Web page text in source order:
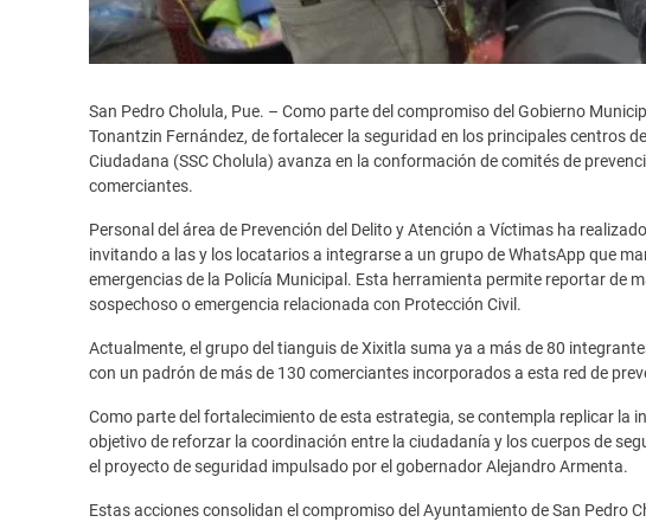
San Pedro Cholula, Pue. – Como parte del compromiso del Gobierno
Tonantzin Fernández, de fortalecer la seguridad en los principales centros
Ciudadana (SSC Cholula) avanza en la conformación de comités de
comerciantes.
Personal del área de Prevención del Delito y Atención a Víctimas ha
invitando a las y los locatarios a integrarse a un grupo de WhatsApp que
emergencias de la Policía Municipal. Esta herramienta permite reportar de
sospechoso o emergencia relacionada con Protección Civil.
Actualmente, el grupo del tianguis de Xixitla suma ya a más de 80
con un padrón de más de 130 comerciantes incorporados a esta red de
Como parte del fortalecimiento de esta estrategia, se contempla replicar la
objetivo de reforzar la coordinación entre la ciudadanía y los cuerpos de
el proyecto de seguridad impulsado por el gobernador Alejandro Armenta.
Estas acciones consolidan el compromiso del Ayuntamiento de San Pedro